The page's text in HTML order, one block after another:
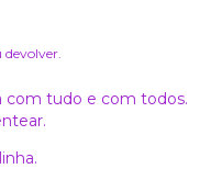
devolver.
com tudo e com todos.